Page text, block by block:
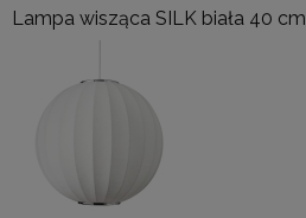
Lampa wisząca SILK biała 40 cm